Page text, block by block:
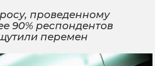
проведенному
90% респондентов
перемен